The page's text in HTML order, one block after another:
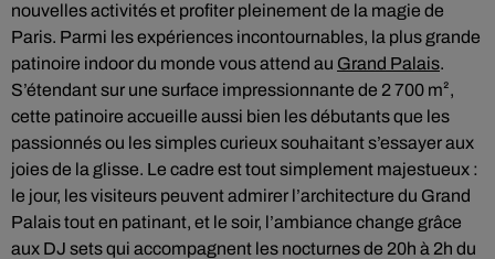
nouvelles activités et profiter pleinement de la magie de
Paris. Parmi les expériences incontournables, la plus grande
patinoire indoor du monde vous attend au Grand Palais.
S’étendant sur une surface impressionnante de 2 700 m²,
cette patinoire accueille aussi bien les débutants que les
passionnés ou les simples curieux souhaitant s’essayer aux
joies de la glisse. Le cadre est tout simplement majestueux :
le jour, les visiteurs peuvent admirer l’architecture du Grand
Palais tout en patinant, et le soir, l’ambiance change grâce
aux DJ sets qui accompagnent les nocturnes de 20h à 2h du